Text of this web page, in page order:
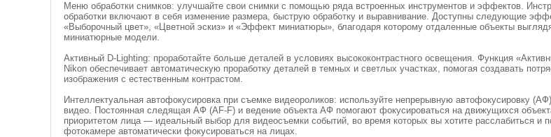
Меню обработки снимков: улучшайте свои снимки с помощью ряда встроенных инструментов и эффектов.
обработки включают в себя изменение размера, быструю обработку и выравнивание. Доступны следующие
«Выборочный цвет», «Цветной эскиз» и «Эффект миниатюры», благодаря которому отдаленные объекты
миниатюрные модели.
Активный D-Lighting: проработайте больше деталей в условиях высококонтрастного освещения. Функция
Nikon обеспечивает автоматическую проработку деталей в темных и светлых участках, помогая создавать
изображения с естественным контрастом.
Интеллектуальная автофокусировка при съемке видеороликов: используйте непрерывную автофокусировку
видео. Постоянная следящая АФ (AF-F) и ведение объекта АФ помогают фокусироваться на движущихся
приоритетом лица — идеальный выбор для видеосъемки событий, во время которых вы хотите расслабиться и
фотокамере автоматически фокусироваться на лицах.